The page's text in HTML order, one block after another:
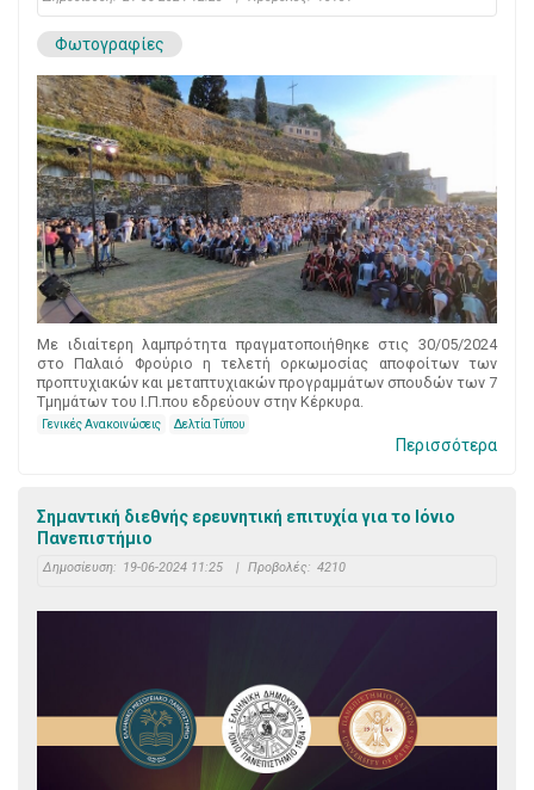
Φωτογραφίες
Με ιδιαίτερη λαμπρότητα πραγματοποιήθηκε στις 30/05/2024
στο Παλαιό Φρούριο η τελετή ορκωμοσίας αποφοίτων των
προπτυχιακών και μεταπτυχιακών προγραμμάτων σπουδών των 7
Τμημάτων του Ι.Π.που εδρεύουν στην Κέρκυρα.
Γενικές Ανακοινώσεις Δελτία Τύπου
Περισσότερα
Σημαντική διεθνής ερευνητική επιτυχία για το Ιόνιο
Πανεπιστήμιο
Δημοσίευση: 19-06-2024 11:25 | Προβολές: 4210